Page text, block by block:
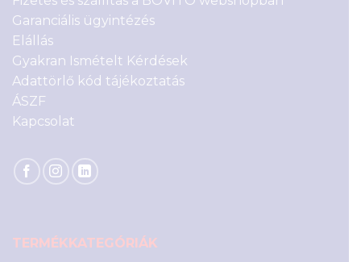
Garanciális ügyintézés
Elállás
Gyakran Ismételt Kérdések
Adattörlő kód tájékoztatás
ÁSZF
Kapcsolat
TERMÉKKATEGÓRIÁK